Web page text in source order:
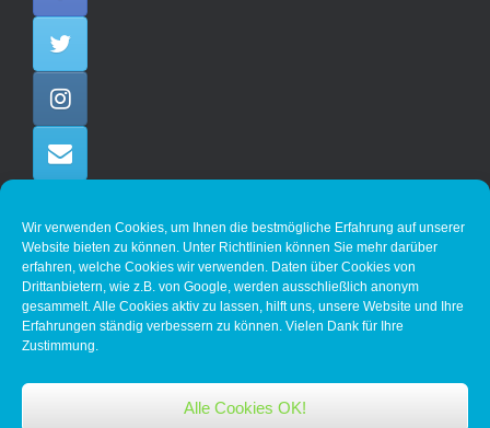
Wir verwenden Cookies, um Ihnen die bestmögliche Erfahrung auf unserer
Website bieten zu können. Unter Richtlinien können Sie mehr darüber
erfahren, welche Cookies wir verwenden. Daten über Cookies von
Drittanbietern, wie z.B. von Google, werden ausschließlich anonym
gesammelt. Alle Cookies aktiv zu lassen, hilft uns, unsere Website und Ihre
Erfahrungen ständig verbessern zu können. Vielen Dank für Ihre
Zustimmung.
Alle Cookies OK!
Klicke hier, um Marketing-Cookies zu